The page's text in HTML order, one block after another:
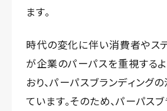
ます。
時代の変化に伴い消費者やス
が企業のパーパスを重視する
おり、パーパスブランディング
ています。そのため、パーパス